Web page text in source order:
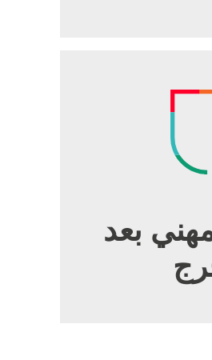
بعد